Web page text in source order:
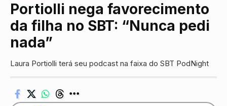
Portiolli nega favorecimento
da filha no SBT: “Nunca pedi
nada”
Laura Portiolli terá seu podcast na faixa do SBT PodNight